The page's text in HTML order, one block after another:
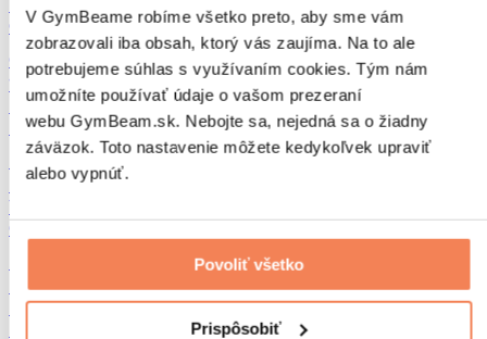
V GymBeame robíme všetko preto, aby sme vám
zobrazovali iba obsah, ktorý vás zaujíma. Na to ale
potrebujeme súhlas s využívaním cookies. Tým nám
umožníte používať údaje o vašom prezeraní
webu GymBeam.sk. Nebojte sa, nejedná sa o žiadny
záväzok. Toto nastavenie môžete kedykoľvek upraviť
alebo vypnúť.
Povoliť všetko
Prispôsobiť
Strukoviny
Ostatné fitness jedlo
Orechové maslá
100 % orechové maslá
Sladké orechové maslá
Proteínové orechové maslá
Superpotraviny
Zelené superpotraviny
Vláknina
Ostatné superpotraviny
Proteínové tyčinky
Sušené mäso